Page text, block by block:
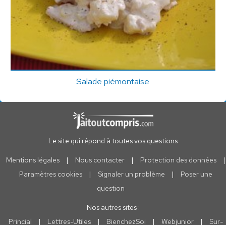
Salade piémontaise
Le site qui répond à toutes vos questions
Mentions légales | Nous contacter | Protection des données
|
Paramètres cookies
| Signaler un problème |
Poser une
question
Nos autres sites :
Princial
| Lettres-Utiles | BienchezSoi | Webjunior | Sur-